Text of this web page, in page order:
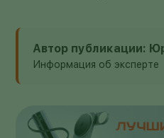
Автор публикации:
Информация об эксперте